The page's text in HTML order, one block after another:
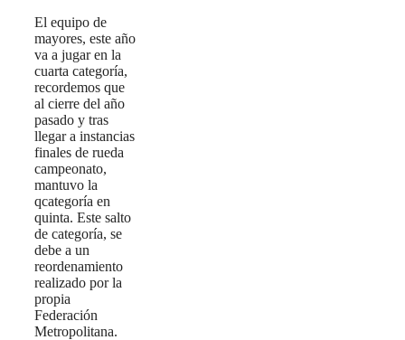
El equipo de
mayores, este año
va a jugar en la
cuarta categoría,
recordemos que
al cierre del año
pasado y tras
llegar a instancias
finales de rueda
campeonato,
mantuvo la
qcategoría en
quinta. Este salto
de categoría, se
debe a un
reordenamiento
realizado por la
propia
Federación
Metropolitana.